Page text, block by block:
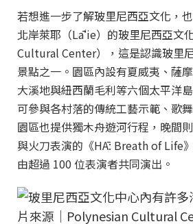
若想進一步了解玻里尼西亞文化，
北岸萊耶（Lāʻie）的玻里尼西亞文
Cultural Center），這是認識玻里
景點之一。園區內設有夏威夷、薩
大溪地與紐西蘭毛利等六個太平洋
可參與各村落的傳統工藝示範、歌
園區也提供獨木舟遊河行程，晚間
與火刀表演的《HĀ: Breath of Life
由超過 100 位表演者共同演出。